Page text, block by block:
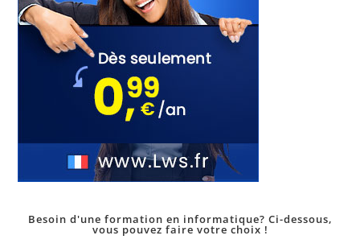
Besoin d'une formation en informatique? Ci-dessous,
vous pouvez faire votre choix !